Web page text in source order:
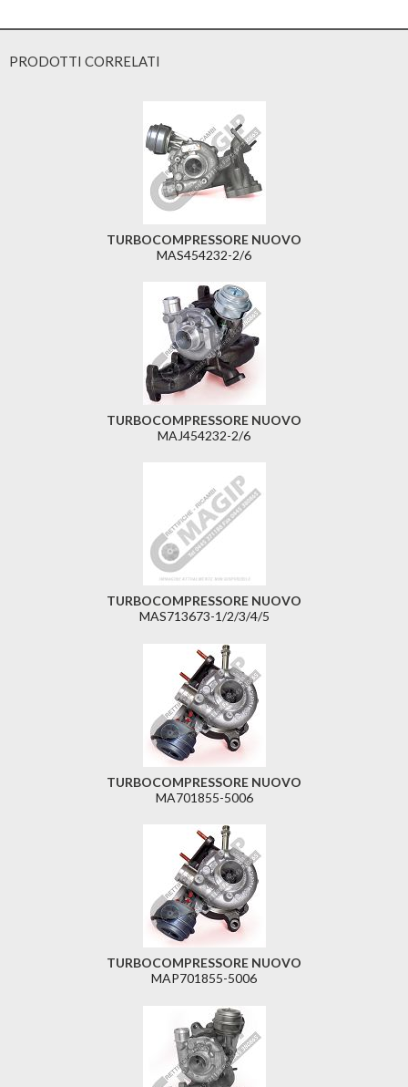
PRODOTTI CORRELATI
TURBOCOMPRESSORE NUOVO
MAS454232-2/6
TURBOCOMPRESSORE NUOVO
MAJ454232-2/6
TURBOCOMPRESSORE NUOVO
MAS713673-1/2/3/4/5
TURBOCOMPRESSORE NUOVO
MA701855-5006
TURBOCOMPRESSORE NUOVO
MAP701855-5006